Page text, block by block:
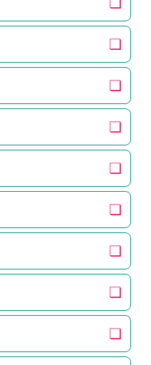
❏
❏
❏
❏
❏
❏
❏
❏